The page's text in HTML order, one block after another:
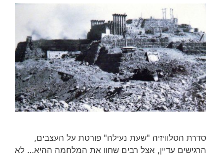
סדרת הטלוויזיה "שעת נעילה" פורטת על העצבים,
הרגישים עדיין, אצל רבים שחוו את המלחמה ההיא… לא